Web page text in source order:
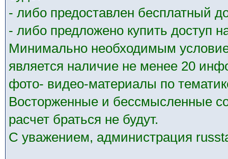
- либо предоставлен бесплатный
- либо предложено купить доступ
Минимально необходимым
является наличие не менее 20
фото- видео-материалы по
Восторженные и бессмысленные
расчет браться не будут.
С уважением, администрация